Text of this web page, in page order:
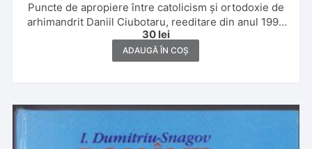
Puncte de apropiere între catolicism și ortodoxie de
arhimandrit Daniil Ciubotaru, reeditare din anul 1999
a lucrării sale din 1945, Casa de editură Unitas a
călugărilor bazilieni, Cluj-Napoca
30 lei
ADAUGĂ ÎN COȘ